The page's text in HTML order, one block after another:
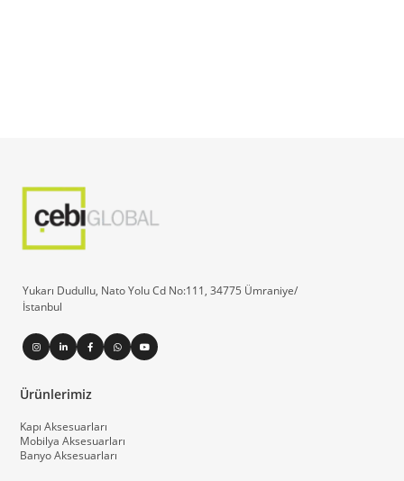
Yukarı Dudullu, Nato Yolu Cd No:111, 34775 Ümraniye/
İstanbul
Ürünlerimiz
Kapı Aksesuarları
Mobilya Aksesuarları
Banyo Aksesuarları